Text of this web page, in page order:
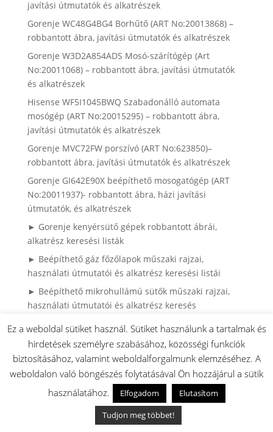
javítási útmutatók és alkatrészek
Gorenje WC48G4BG4 Borhűtő (ART No:20013868) –
robbantott ábra, javítási útmutatók és alkatrészek
Gorenje W3D2A854ADS Mosó-szárítógép (Art
No:20011068) – robbantott ábra, javítási útmutatók
és alkatrészek
Hisense WF5I1045BWQ Szabadonálló automata
mosógép (ART No:20015295) – robbantott ábra,
javítási útmutatók és alkatrészek
Gorenje MVC72FW porszívó (ART No:623850)–
robbantott ábra, javítási útmutatók és alkatrészek
Gorenje GI642E90X beépíthető mosogatógép (ART
No:20011937)- robbantott ábra, házi javítási
útmutatók, és alkatrészek
► Gorenje kenyérsütő gépek robbantott ábrái,
alkatrész keresési listák
► Beépíthető gáz főzőlapok műszaki rajzai,
használati útmutatói és alkatrész keresési listái
► Beépíthető mikrohullámú sütők műszaki rajzai,
használati útmutatói és alkatrész keresés
► Mikrohullámú sütők leírásai, műszaki rajzai,
alkatrész keresésben segítség
► Gorenje Side by Side hűtők robbantott ábrái,
használati útmutaóti és alkatrész kereséshez lista
► Gorenje porszívók használati útmutatói,
robbantott ábrái és alkatrész keresés
► Miért rázkódik és vándorol a Gorenje mosógép?
Ez a weboldal sütiket használ. Sütiket használunk a tartalmak és
hirdetések személyre szabásához, közösségi funkciók
biztosításához, valamint weboldalforgalmunk elemzéséhez. A
weboldalon való böngészés folytatásával Ön hozzájárul a sütik
használatához.
Elfogadom
Elutasítom
Tudjon meg többet!